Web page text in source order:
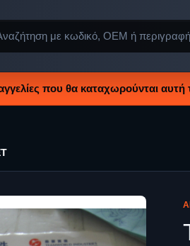
που θα καταχωρούνται αυτή